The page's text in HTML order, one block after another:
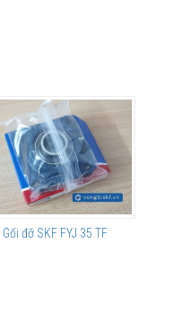
Gối đỡ SKF FYJ 35 TF